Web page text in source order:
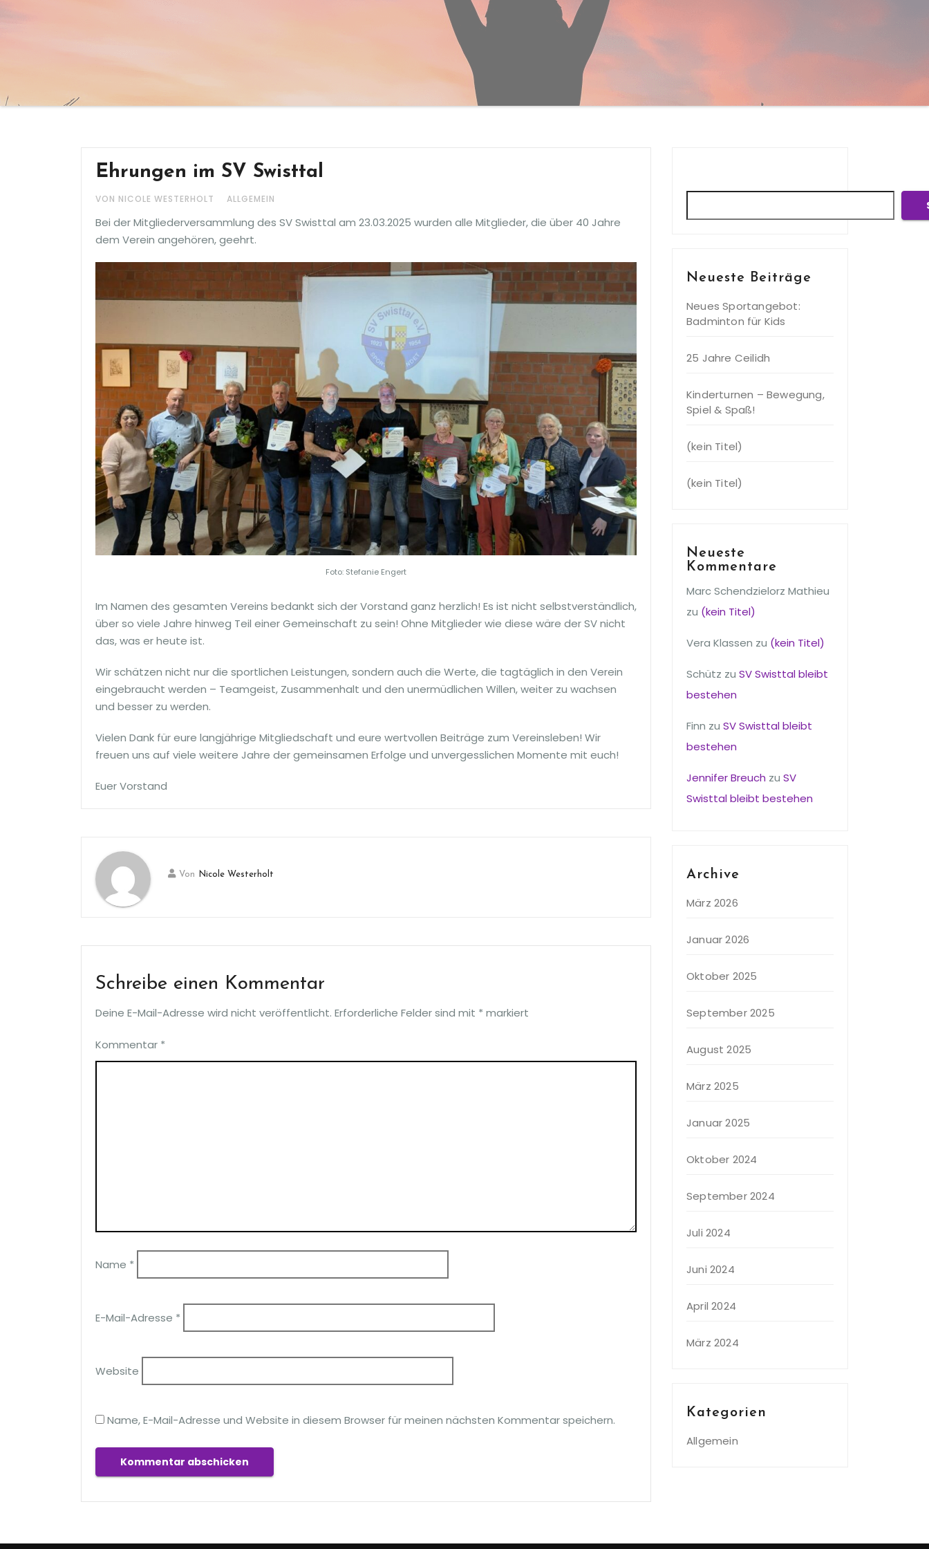
Ehrungen im SV Swisttal
VON NICOLE WESTERHOLT ALLGEMEIN
Bei der Mitgliederversammlung des SV Swisttal am 23.03.2025 wurden alle Mitglieder, die über 40 Jahre
dem Verein angehören, geehrt.
Foto: Stefanie Engert
Im Namen des gesamten Vereins bedankt sich der Vorstand ganz herzlich! Es ist nicht selbstverständlich,
über so viele Jahre hinweg Teil einer Gemeinschaft zu sein! Ohne Mitglieder wie diese wäre der SV nicht
das, was er heute ist.
Wir schätzen nicht nur die sportlichen Leistungen, sondern auch die Werte, die tagtäglich in den Verein
eingebraucht werden – Teamgeist, Zusammenhalt und den unermüdlichen Willen, weiter zu wachsen
und besser zu werden.
Vielen Dank für eure langjährige Mitgliedschaft und eure wertvollen Beiträge zum Vereinsleben! Wir
freuen uns auf viele weitere Jahre der gemeinsamen Erfolge und unvergesslichen Momente mit euch!
Euer Vorstand
Von Nicole Westerholt
Schreibe einen Kommentar
Deine E-Mail-Adresse wird nicht veröffentlicht. Erforderliche Felder sind mit * markiert
Kommentar *
Name *
E-Mail-Adresse *
Website
Name, E-Mail-Adresse und Website in diesem Browser für meinen nächsten Kommentar speichern.
Neueste Beiträge
Neues Sportangebot:
Badminton für Kids
25 Jahre Ceilidh
Kinderturnen – Bewegung,
Spiel & Spaß!
(kein Titel)
(kein Titel)
Neueste
Kommentare
Marc Schendzielorz Mathieu
zu (kein Titel)
Vera Klassen zu (kein Titel)
Schütz zu SV Swisttal bleibt
bestehen
Finn zu SV Swisttal bleibt
bestehen
Jennifer Breuch zu SV
Swisttal bleibt bestehen
Archive
März 2026
Januar 2026
Oktober 2025
September 2025
August 2025
März 2025
Januar 2025
Oktober 2024
September 2024
Juli 2024
Juni 2024
April 2024
März 2024
Kategorien
Allgemein